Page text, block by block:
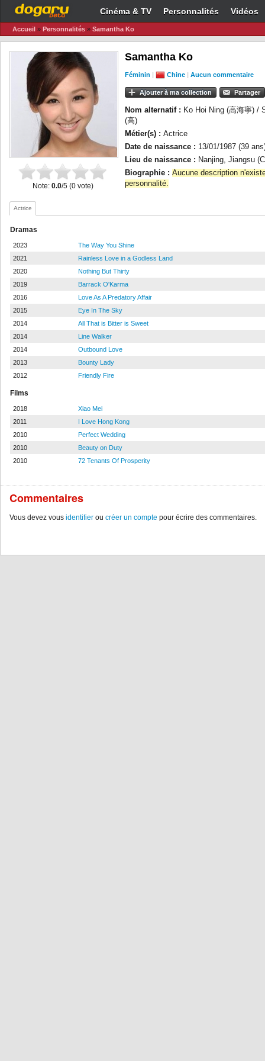
Cinéma & TV Personnalités Vidéos
Accueil » Personnalités » Samantha Ko
Note: 0.0/5 (0 vote)
Samantha Ko
Féminin | Chine | Aucun commentaire
Ajouter à ma collection Partager
Nom alternatif : Ko Hoi Ning (高海寧) /
(高)
Métier(s) : Actrice
Date de naissance : 13/01/1987 (39
Lieu de naissance : Nanjing, Jiangsu
Biographie : Aucune description
personnalité.
Actrice
Dramas
2023
The Way You Shine
2021
Rainless Love in a Godless Land
2020
Nothing But Thirty
2019
Barrack O'Karma
2016
Love As A Predatory Affair
2015
Eye In The Sky
2014
All That is Bitter is Sweet
2014
Line Walker
2014
Outbound Love
2013
Bounty Lady
2012
Friendly Fire
Films
2018
Xiao Mei
2011
I Love Hong Kong
2010
Perfect Wedding
2010
Beauty on Duty
2010
72 Tenants Of Prosperity
Commentaires
Vous devez vous identifier ou créer un compte pour écrire des commentaires.